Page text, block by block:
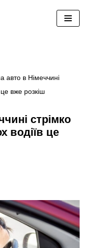
авто в Німеччині
вже розкіш
стрімко
водіїв це